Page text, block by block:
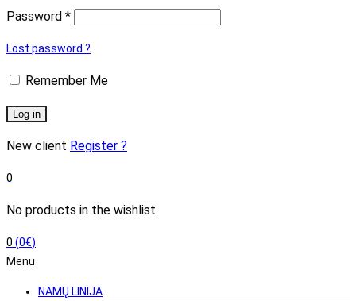
Password *
Lost password ?
Remember Me
Log in
New client Register ?
0
No products in the wishlist.
0 (0€)
Menu
NAMŲ LINIJA